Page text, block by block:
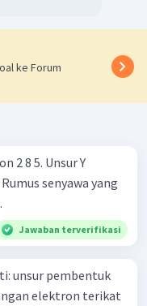
ke Forum
Unsur Y
Jawaban terverifikasi
unsur pembentuk
elektron terikat